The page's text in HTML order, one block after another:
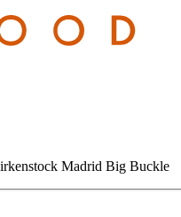
Madrid Big Buckle